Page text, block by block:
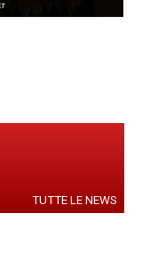
TUTTE LE NEWS